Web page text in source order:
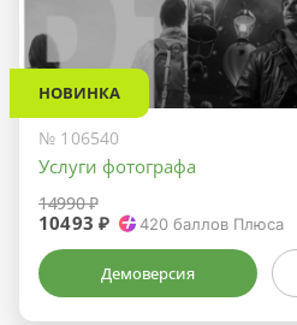
НОВИНКА
№ 106540
Услуги фотографа
14990 ₽
10493 ₽ 420 баллов Плюса
Демоверсия